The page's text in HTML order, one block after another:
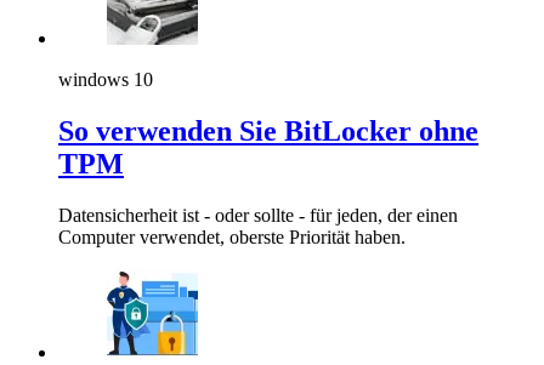
windows 10
So verwenden Sie BitLocker ohne
TPM
Datensicherheit ist - oder sollte - für jeden, der einen
Computer verwendet, oberste Priorität haben.